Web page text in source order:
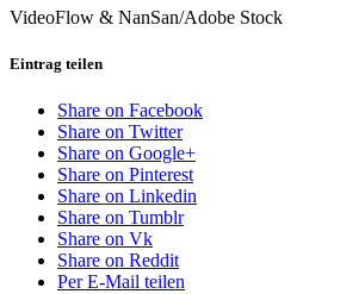
VideoFlow & NanSan/Adobe Stock
Eintrag teilen
Share on Facebook
Share on Twitter
Share on Google+
Share on Pinterest
Share on Linkedin
Share on Tumblr
Share on Vk
Share on Reddit
Per E-Mail teilen